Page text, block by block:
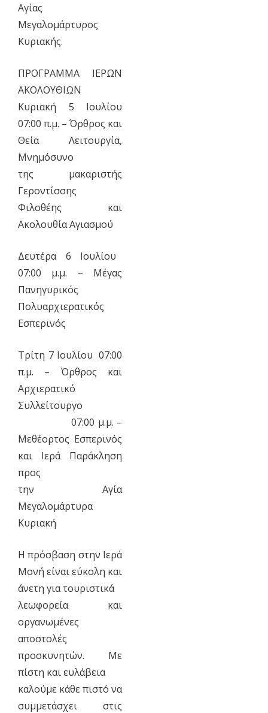
Αγίας
Μεγαλομάρτυρος
Κυριακής.
ΠΡΟΓΡΑΜΜΑ ΙΕΡΩΝ
ΑΚΟΛΟΥΘΙΩΝ
Κυριακή 5 Ιουλίου
07:00 π.μ. – Όρθρος και
Θεία Λειτουργία,
Μνημόσυνο
της μακαριστής
Γεροντίσσης
Φιλοθέης και
Ακολουθία Αγιασμού
Δευτέρα 6 Ιουλίου
07:00 μ.μ. – Μέγας
Πανηγυρικός
Πολυαρχιερατικός
Εσπερινός
Τρίτη 7 Ιουλίου 07:00
π.μ. – Όρθρος και
Αρχιερατικό
Συλλείτουργο
07:00 μ.μ. –
Μεθέορτος Εσπερινός
και Ιερά Παράκληση
προς
την Αγία
Μεγαλομάρτυρα
Κυριακή
Η πρόσβαση στην Ιερά
Μονή είναι εύκολη και
άνετη για τουριστικά
λεωφορεία και
οργανωμένες
αποστολές
προσκυνητών. Με
πίστη και ευλάβεια
καλούμε κάθε πιστό να
συμμετάσχει στις